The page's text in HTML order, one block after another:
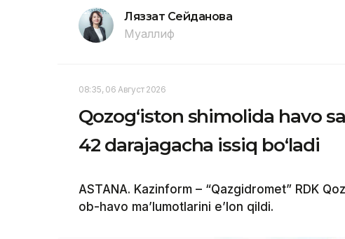
Ляззат Сейданова
Муаллиф
08:35, 06 Август 2026
Qozog‘iston shimolida havo
42 darajagacha issiq bo‘ladi
ASTANA. Kazinform – “Qazgidromet” RDK
ob-havo ma’lumotlarini e’lon qildi.